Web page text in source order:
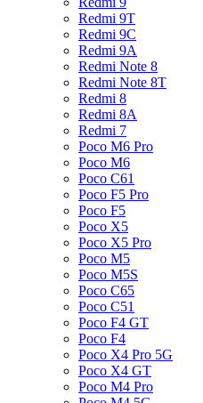
Redmi 9T
Redmi 9C
Redmi 9A
Redmi Note 8
Redmi Note 8T
Redmi 8
Redmi 8A
Redmi 7
Poco M6 Pro
Poco M6
Poco C61
Poco F5 Pro
Poco F5
Poco X5
Poco X5 Pro
Poco M5
Poco M5S
Poco C65
Poco C51
Poco F4 GT
Poco F4
Poco X4 Pro 5G
Poco X4 GT
Poco M4 Pro